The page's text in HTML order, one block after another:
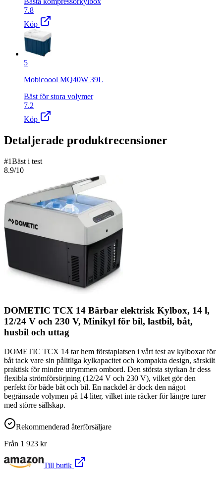
7.8
Köp
5
Mobicoool MQ40W 39L
Bäst för stora volymer
7.2
Köp
Detaljerade produktrecensioner
#1Bäst i test
8.9/10
DOMETIC TCX 14 Bärbar elektrisk Kylbox, 14 l,
12/24 V och 230 V, Minikyl för bil, lastbil, båt,
husbil och uttag
DOMETIC TCX 14 tar hem förstaplatsen i vårt test av kylboxar för
båt tack vare sin pålitliga kylkapacitet och kompakta design, särskilt
praktisk för mindre utrymmen ombord. Den största styrkan är dess
flexibla strömförsörjning (12/24 V och 230 V), vilket gör den
perfekt för både båt och bil. En nackdel är dock den något
begränsade volymen på 14 liter, vilket inte räcker för längre turer
med större sällskap.
Rekommenderad återförsäljare
Från 1 923 kr
Till butik